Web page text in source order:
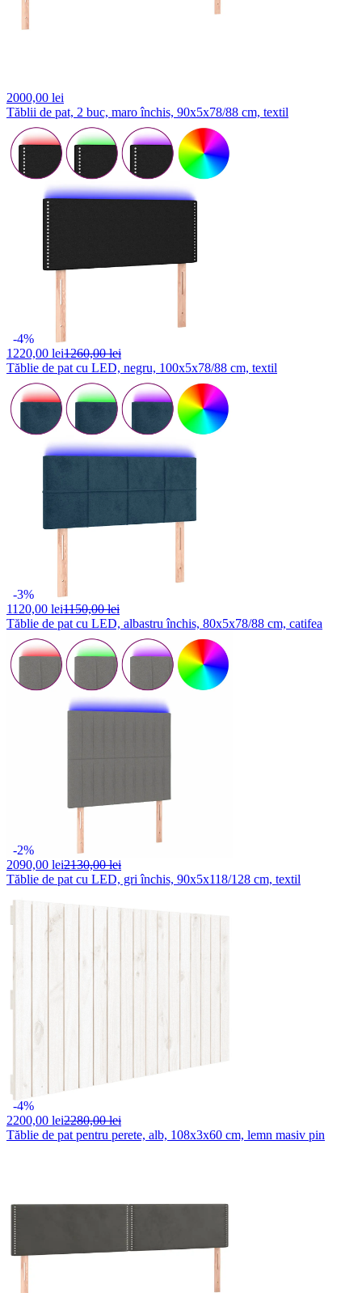
2000,00 lei
Tăblii de pat, 2 buc, maro închis, 90x5x78/88 cm, textil
-4%
1220,00 lei1260,00 lei
Tăblie de pat cu LED, negru, 100x5x78/88 cm, textil
-3%
1120,00 lei1150,00 lei
Tăblie de pat cu LED, albastru închis, 80x5x78/88 cm, catifea
-2%
2090,00 lei2130,00 lei
Tăblie de pat cu LED, gri închis, 90x5x118/128 cm, textil
-4%
2200,00 lei2280,00 lei
Tăblie de pat pentru perete, alb, 108x3x60 cm, lemn masiv pin